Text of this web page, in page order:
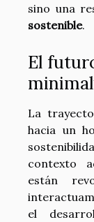
sino una
sostenible.
El
La
hacia un
contexto
están
el